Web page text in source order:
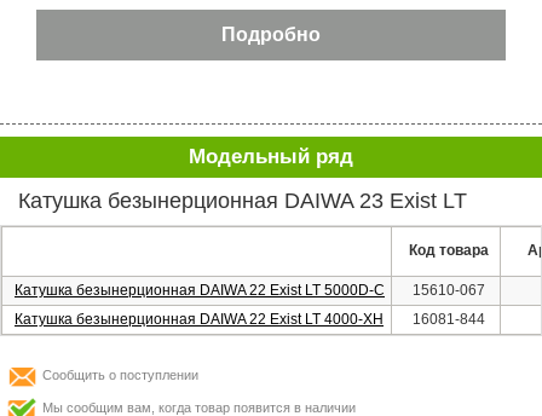
Модельный ряд
Катушка безынерционная DAIWA 23 Exist LT
Код товара
Катушка безынерционная DAIWA 22 Exist LT 5000D-C 15610-067
Катушка безынерционная DAIWA 22 Exist LT 4000-XH 16081-844